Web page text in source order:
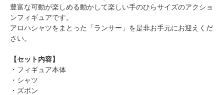
豊富な可動が楽しめる動かして楽しい手のひらサイズのアクショ
ンフィギュアです。
アロハシャツをまとった「ランサー」を是非お手元にお迎えくだ
さい。
【セット内容】
・フィギュア本体
・シャツ
・ズボン